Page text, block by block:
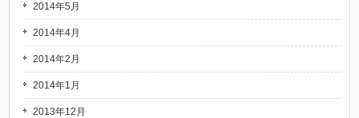
2014年5月
2014年4月
2014年2月
2014年1月
2013年12月